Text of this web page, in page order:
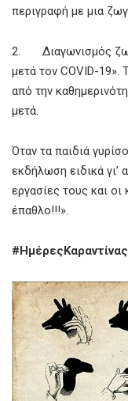
περιγραφή με μια
2. Διαγωνισμός
μετά τον COVID-19».
από την
μετά.
Όταν τα παιδιά
εκδήλωση ειδικά γι’
εργασίες τους και
έπαθλο!!!».
#ΗμέρεςΚαραντίνας